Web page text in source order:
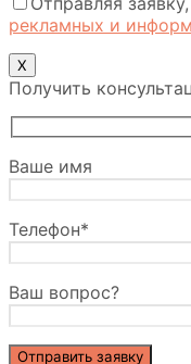
рекламных и
Х
Получить
Ваше имя
Телефон*
Ваш вопрос?